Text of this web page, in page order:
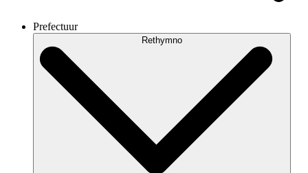
Prefectuur
Rethymno